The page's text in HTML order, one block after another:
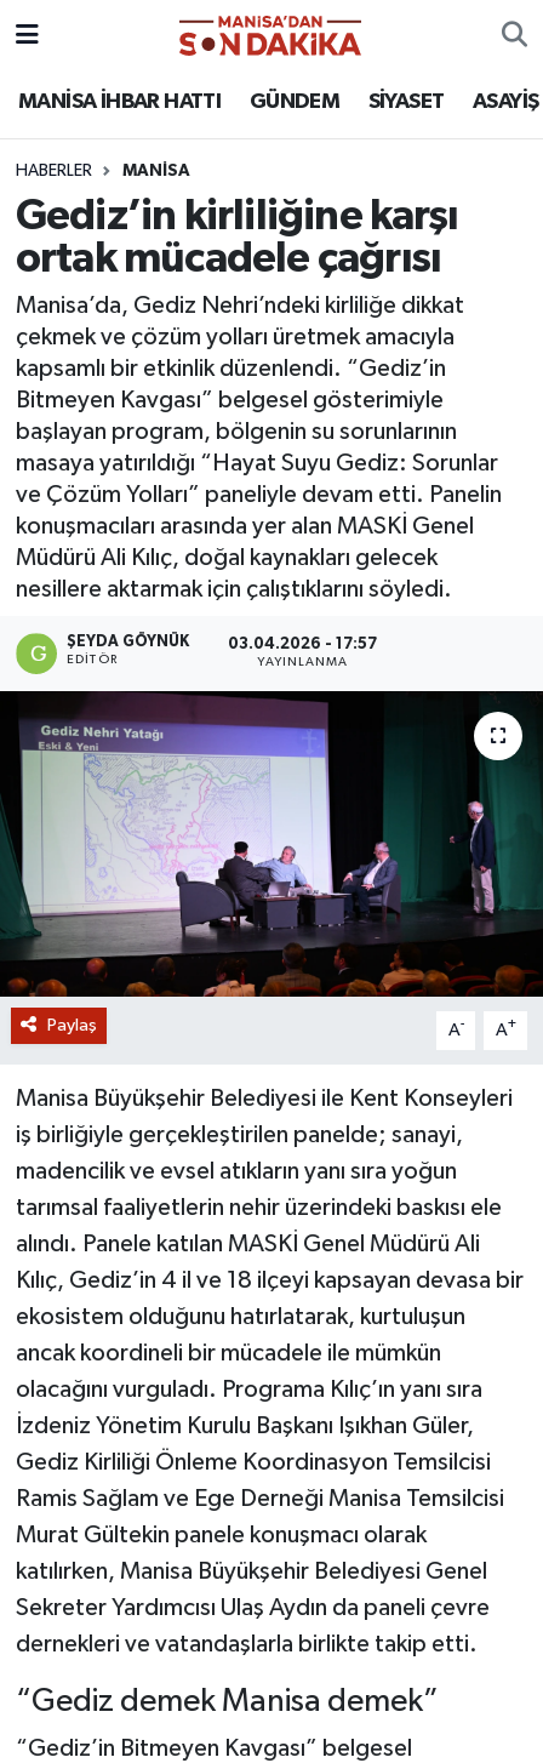
MANİSA İHBAR HATTI GÜNDEM SİYASET ASAYİŞ
HABERLER MANİSA
Gediz’in kirliliğine karşı
ortak mücadele çağrısı
Manisa’da, Gediz Nehri’ndeki kirliliğe dikkat
çekmek ve çözüm yolları üretmek amacıyla
kapsamlı bir etkinlik düzenlendi. “Gediz’in
Bitmeyen Kavgası” belgesel gösterimiyle
başlayan program, bölgenin su sorunlarının
masaya yatırıldığı “Hayat Suyu Gediz: Sorunlar
ve Çözüm Yolları” paneliyle devam etti. Panelin
konuşmacıları arasında yer alan MASKİ Genel
Müdürü Ali Kılıç, doğal kaynakları gelecek
nesillere aktarmak için çalıştıklarını söyledi.
ŞEYDA GÖYNÜK
EDITÖR
03.04.2026 - 17:57
YAYINLANMA
Paylaş A- A+
Manisa Büyükşehir Belediyesi ile Kent Konseyleri
iş birliğiyle gerçekleştirilen panelde; sanayi,
madencilik ve evsel atıkların yanı sıra yoğun
tarımsal faaliyetlerin nehir üzerindeki baskısı ele
alındı. Panele katılan MASKİ Genel Müdürü Ali
Kılıç, Gediz’in 4 il ve 18 ilçeyi kapsayan devasa bir
ekosistem olduğunu hatırlatarak, kurtuluşun
ancak koordineli bir mücadele ile mümkün
olacağını vurguladı. Programa Kılıç’ın yanı sıra
İzdeniz Yönetim Kurulu Başkanı Işıkhan Güler,
Gediz Kirliliği Önleme Koordinasyon Temsilcisi
Ramis Sağlam ve Ege Derneği Manisa Temsilcisi
Murat Gültekin panele konuşmacı olarak
katılırken, Manisa Büyükşehir Belediyesi Genel
Sekreter Yardımcısı Ulaş Aydın da paneli çevre
dernekleri ve vatandaşlarla birlikte takip etti.
“Gediz demek Manisa demek”
“Gediz’in Bitmeyen Kavgası” belgesel
ASAYİŞ
KÜLTÜR-SANAT
MAGAZİN
MANİSA'DA TRAFİK
SİYASET
SPOR
YAŞAM
GİZLİLİK SÖZLEŞMESİ
İLETİŞİM
Hava Durumu
Puan Durumu ve Fikstür
Tüm Manşetler
Son Dakika Haberleri
Haber Arşivi